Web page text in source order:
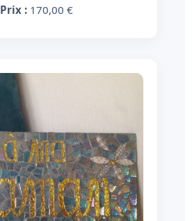
Prix :170,00 €